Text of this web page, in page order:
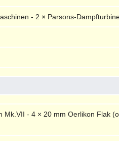
- 2 × Parsons-
Mk.VII - 4 × 20 mm Oerlikon Flak